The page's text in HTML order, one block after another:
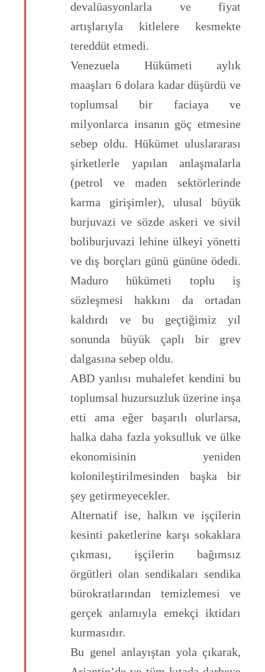
devalüasyonlarla ve fiyat
artışlarıyla kitlelere kesmekte
tereddüt etmedi.
Venezuela Hükümeti aylık
maaşları 6 dolara kadar düşürdü ve
toplumsal bir faciaya ve
milyonlarca insanın göç etmesine
sebep oldu. Hükümet uluslararası
şirketlerle yapılan anlaşmalarla
(petrol ve maden sektörlerinde
karma girişimler), ulusal büyük
burjuvazi ve sözde askeri ve sivil
boliburjuvazi lehine ülkeyi yönetti
ve dış borçları günü gününe ödedi.
Maduro hükümeti toplu iş
sözleşmesi hakkını da ortadan
kaldırdı ve bu geçtiğimiz yıl
sonunda büyük çaplı bir grev
dalgasına sebep oldu.
ABD yanlısı muhalefet kendini bu
toplumsal huzursuzluk üzerine inşa
etti ama eğer başarılı olurlarsa,
halka daha fazla yoksulluk ve ülke
ekonomisinin yeniden
kolonileştirilmesinden başka bir
şey getirmeyecekler.
Alternatif ise, halkın ve işçilerin
kesinti paketlerine karşı sokaklara
çıkması, işçilerin bağımsız
örgütleri olan sendikaları sendika
bürokratlarından temizlemesi ve
gerçek anlamıyla emekçi iktidarı
kurmasıdır.
Bu genel anlayıştan yola çıkarak,